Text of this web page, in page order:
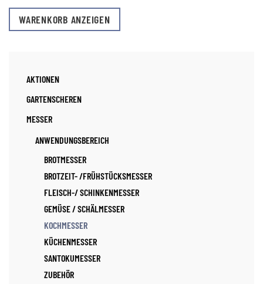
WARENKORB ANZEIGEN
AKTIONEN
GARTENSCHEREN
MESSER
ANWENDUNGSBEREICH
BROTMESSER
BROTZEIT- /FRÜHSTÜCKSMESSER
FLEISCH-/ SCHINKENMESSER
GEMÜSE / SCHÄLMESSER
KOCHMESSER
KÜCHENMESSER
SANTOKUMESSER
ZUBEHÖR